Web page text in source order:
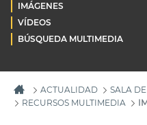
IMÁGENES
VÍDEOS
BÚSQUEDA MULTIMEDIA
ACTUALIDAD
SALA
RECURSOS MULTIMEDIA